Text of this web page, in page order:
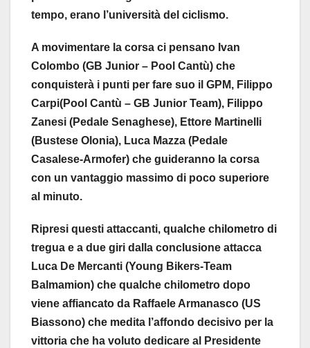
tempo, erano l’università del ciclismo.
A movimentare la corsa ci pensano Ivan
Colombo (GB Junior – Pool Cantù) che
conquisterà i punti per fare suo il GPM, Filippo
Carpi(Pool Cantù – GB Junior Team), Filippo
Zanesi (Pedale Senaghese), Ettore Martinelli
(Bustese Olonia), Luca Mazza (Pedale
Casalese-Armofer) che guideranno la corsa
con un vantaggio massimo di poco superiore
al minuto.
Ripresi questi attaccanti, qualche chilometro di
tregua e a due giri dalla conclusione attacca
Luca De Mercanti (Young Bikers-Team
Balmamion) che qualche chilometro dopo
viene affiancato da Raffaele Armanasco (US
Biassono) che medita l’affondo decisivo per la
vittoria che ha voluto dedicare al Presidente